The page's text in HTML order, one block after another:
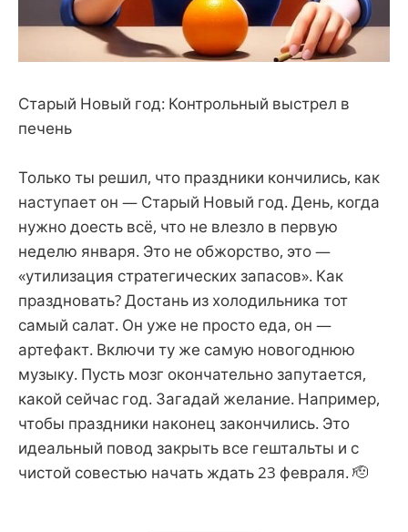
Старый Новый год: Контрольный выстрел в
печень
Только ты решил, что праздники кончились, как
наступает он — Старый Новый год. День, когда
нужно доесть всё, что не влезло в первую
неделю января. Это не обжорство, это —
«утилизация стратегических запасов». Как
праздновать? Достань из холодильника тот
самый салат. Он уже не просто еда, он —
артефакт. Включи ту же самую новогоднюю
музыку. Пусть мозг окончательно запутается,
какой сейчас год. Загадай желание. Например,
чтобы праздники наконец закончились. Это
идеальный повод закрыть все гештальты и с
чистой совестью начать ждать 23 февраля. 🫡